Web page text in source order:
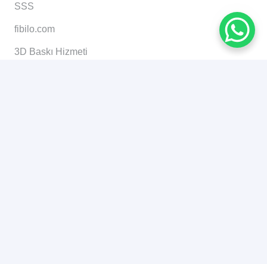
SSS
fibilo.com
3D Baskı Hizmeti